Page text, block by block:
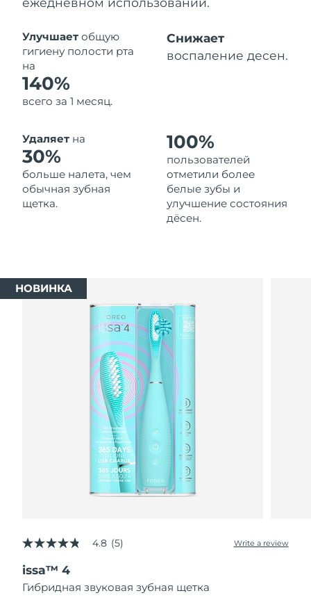
Улучшает общую
гигиену полости рта
на
140%
всего за 1 месяц.
Снижает
воспаление десен.
Удаляет на
30%
больше налета, чем
обычная зубная
щетка.
100%
пользователей
отметили более
белые зубы и
улучшение состояния
дёсен.
НОВИНКА
4.8
of
5
stars,
4.8 (5) Write a review
issa™ 4
Гибридная звуковая зубная щетка
Турция
Ожидаемая дата доставки
Великобритания
Ожидаемая дата доставки
Соединенные
Штаты
Ожидаемая дата доставки
10/08/26
Вьетнам